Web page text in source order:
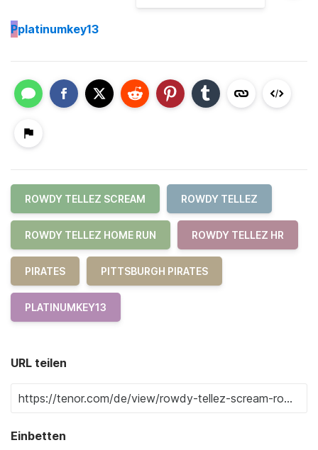
Pplatinumkey13
ROWDY TELLEZ SCREAM ROWDY TELLEZ
ROWDY TELLEZ HOME RUN ROWDY TELLEZ HR
PIRATES PITTSBURGH PIRATES
PLATINUMKEY13
URL teilen
Einbetten